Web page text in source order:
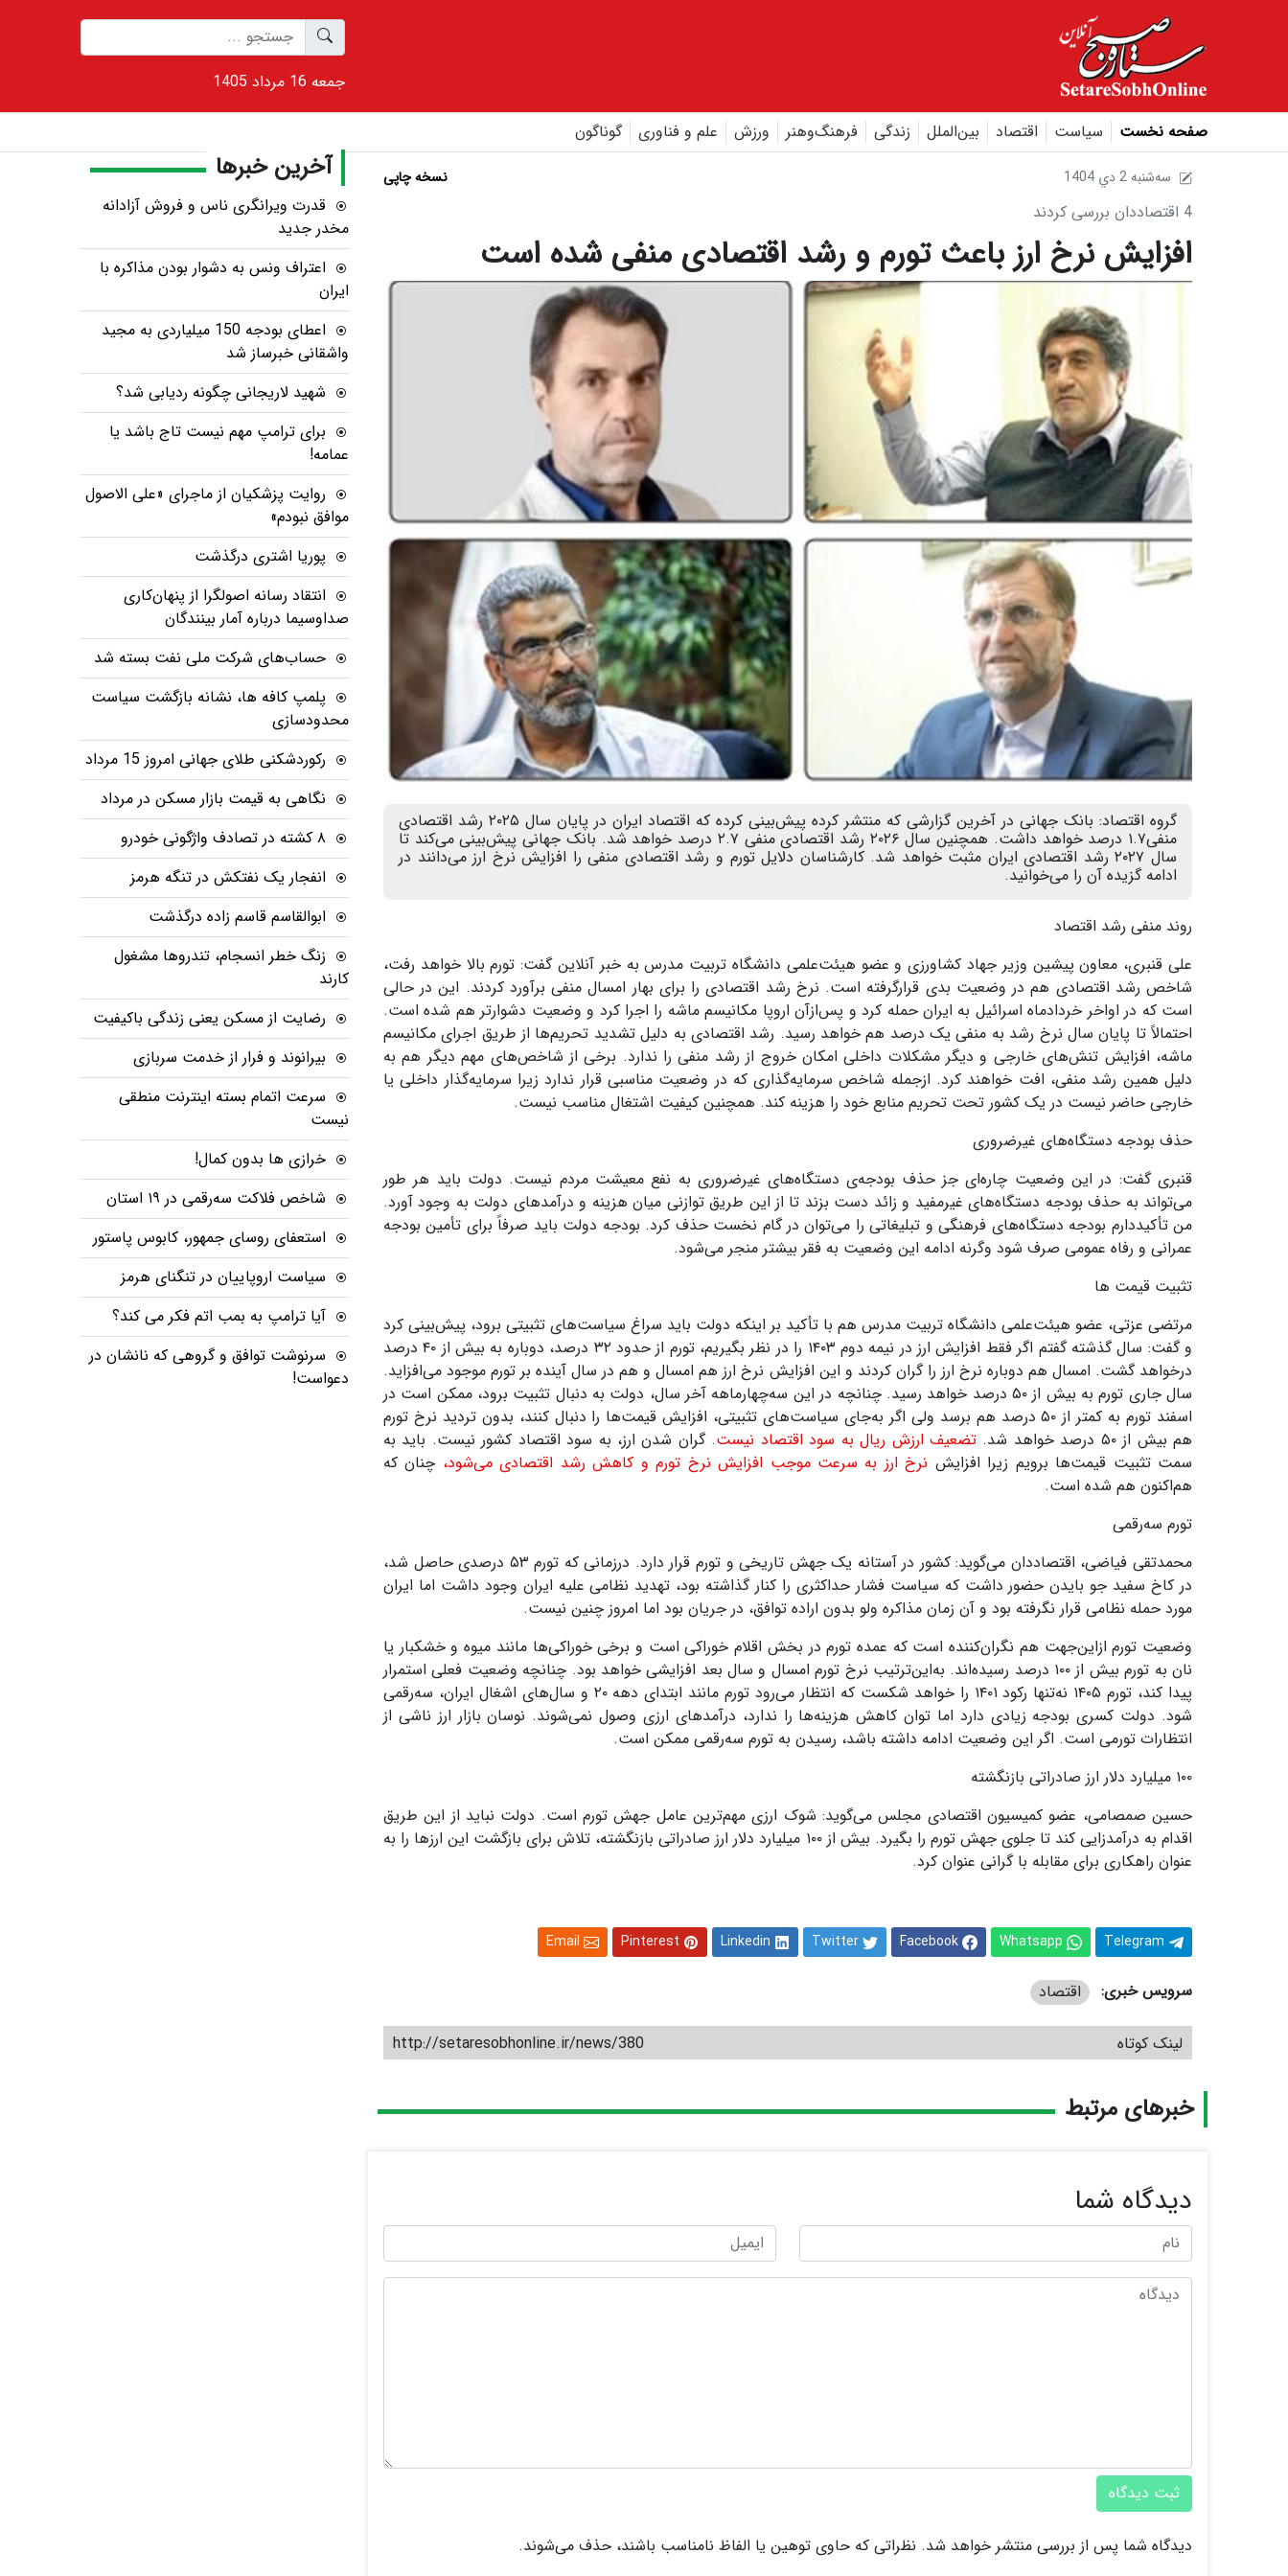
1405 جمعه 16 مرداد
صفحه نخست سیاست اقتصاد بین‌الملل زندگی فرهنگ‌و‌هنر ورزش علم و فناوری گوناگون
1404 سه‌شنبه 2 دي نسخه چاپی
4 اقتصاددان بررسی کردند
افزایش نرخ ارز باعث تورم و رشد اقتصادی منفی شده است
گروه اقتصاد: بانک جهانی در آخرین گزارشی که منتشر کرده پیش‌بینی کرده که اقتصاد ایران در پایان سال ۲۰۲۵ رشد اقتصادی
منفی۱.۷ درصد خواهد داشت. همچنین سال ۲۰۲۶ رشد اقتصادی منفی ۲.۷ درصد خواهد شد. بانک جهانی پیش‌بینی می‌کند تا
سال ۲۰۲۷ رشد اقتصادی ایران مثبت خواهد شد. کارشناسان دلایل تورم و رشد اقتصادی منفی را افزایش نرخ ارز می‌دانند در
ادامه گزیده آن را می‌خوانید.
روند منفی رشد اقتصاد
علی قنبری، معاون پیشین وزیر جهاد کشاورزی و عضو هیئت‌علمی دانشگاه تربیت مدرس به خبر آنلاین گفت: تورم بالا خواهد رفت،
شاخص رشد اقتصادی هم در وضعیت بدی قرارگرفته است. نرخ رشد اقتصادی را برای بهار امسال منفی برآورد کردند. این در حالی
است که در اواخر خردادماه اسرائیل به ایران حمله کرد و پس‌ازآن اروپا مکانیسم ماشه را اجرا کرد و وضعیت دشوارتر هم شده است.
احتمالاً تا پایان سال نرخ رشد به منفی یک درصد هم خواهد رسید. رشد اقتصادی به دلیل تشدید تحریم‌ها از طریق اجرای مکانیسم
ماشه، افزایش تنش‌های خارجی و دیگر مشکلات داخلی امکان خروج از رشد منفی را ندارد. برخی از شاخص‌های مهم دیگر هم به
دلیل همین رشد منفی، افت خواهند کرد. ازجمله شاخص سرمایه‌گذاری که در وضعیت مناسبی قرار ندارد زیرا سرمایه‌گذار داخلی یا
خارجی حاضر نیست در یک کشور تحت تحریم منابع خود را هزینه کند. همچنین کیفیت اشتغال مناسب نیست.
حذف بودجه دستگاه‌های غیرضروری
قنبری گفت: در این وضعیت چاره‌ای جز حذف بودجه‌ی دستگاه‌های غیرضروری به نفع معیشت مردم نیست. دولت باید هر طور
می‌تواند به حذف بودجه دستگاه‌های غیرمفید و زائد دست بزند تا از این طریق توازنی میان هزینه و درآمدهای دولت به وجود آورد.
من تأکیددارم بودجه دستگاه‌های فرهنگی و تبلیغاتی را می‌توان در گام نخست حذف کرد. بودجه دولت باید صرفاً برای تأمین بودجه
عمرانی و رفاه عمومی صرف شود وگرنه ادامه این وضعیت به فقر بیشتر منجر می‌شود.
تثبیت قیمت ها
مرتضی عزتی، عضو هیئت‌علمی دانشگاه تربیت مدرس هم با تأکید بر اینکه دولت باید سراغ سیاست‌های تثبیتی برود، پیش‌بینی کرد
و گفت: ‌سال گذشته گفتم اگر فقط افزایش ارز در نیمه دوم ۱۴۰۳ را در نظر بگیریم، تورم از حدود ۳۲ درصد، دوباره به بیش از ۴۰ درصد
درخواهد گشت. امسال هم دوباره نرخ ارز را گران کردند و این افزایش نرخ ارز هم امسال و هم در سال آینده بر تورم موجود می‌افزاید.
سال جاری تورم به بیش از۵۰ درصد خواهد رسید. چنانچه در این سه‌چهارماهه آخر سال، دولت به دنبال تثبیت برود، ممکن است در
اسفند تورم به کمتر از ۵۰ درصد هم برسد ولی اگر به‌جای سیاست‌های تثبیتی، افزایش قیمت‌ها را دنبال کنند، بدون تردید نرخ تورم
هم بیش از۵۰ درصد خواهد شد. تضعیف ارزش ریال به سود اقتصاد نیست. گران شدن ارز، به سود اقتصاد کشور نیست. باید به
سمت تثبیت قیمت‌ها برویم زیرا افزایش نرخ ارز به سرعت موجب افزایش نرخ تورم و کاهش رشد اقتصادی می‌شود، چنان که
هم‌اکنون هم شده است.
تورم سه‌رقمی
محمدتقی فیاضی، اقتصاددان می‌گوید: کشور در آستانه یک جهش تاریخی‌ و تورم قرار دارد. درزمانی که تورم ۵۳ درصدی حاصل شد،
در کاخ سفید جو بایدن حضور داشت که سیاست فشار حداکثری را کنار گذاشته بود، تهدید نظامی علیه ایران وجود داشت اما ایران
مورد حمله نظامی قرار نگرفته بود و آن زمان مذاکره ولو بدون اراده توافق، در جریان بود اما امروز چنین نیست.
وضعیت تورم ازاین‌جهت هم نگران‌کننده است که عمده تورم در بخش اقلام خوراکی است و برخی خوراکی‌ها مانند میوه و خشکبار یا
نان به تورم بیش از ۱۰۰ درصد رسیده‌اند. به‌این‌ترتیب نرخ تورم امسال و سال بعد افزایشی خواهد بود. چنانچه وضعیت فعلی استمرار
پیدا کند، تورم ۱۴۰۵ نه‌تنها رکود ۱۴۰۱ را خواهد شکست که انتظار می‌رود تورم مانند ابتدای دهه۲۰ و سال‌های اشغال ایران، سه‌رقمی
شود. دولت کسری بودجه زیادی دارد اما توان کاهش هزینه‌ها را ندارد، درآمدهای ارزی وصول نمی‌شوند. نوسان بازار ارز ناشی از
انتظارات تورمی است. اگر این وضعیت ادامه داشته باشد، رسیدن به تورم سه‌رقمی ممکن است.
۱۰۰ میلیارد دلار ارز صادراتی بازنگشته
حسین صمصامی، عضو کمیسیون اقتصادی مجلس می‌گوید: شوک ارزی مهم‌ترین عامل جهش‌ تورم است. دولت نباید از این طریق
اقدام به درآمدزایی کند تا جلوی جهش‌ تورم را بگیرد. بیش از۱۰۰ میلیارد دلار ارز صادراتی بازنگشته، تلاش برای بازگشت این ارزها را به
عنوان راهکاری برای مقابله با گرانی عنوان کرد.
Telegram
Whatsapp
Facebook
Twitter
Linkedin
Pinterest
Email
سرویس خبری: اقتصاد
لینک کوتاه http://setaresobhonline.ir/news/380
خبرهای مرتبط
دیدگاه شما
ثبت دیدگاه
دیدگاه شما پس از بررسی منتشر خواهد شد. نظراتی که حاوی توهین یا الفاظ نامناسب باشند، حذف می‌شوند.
آخرین خبرها
قدرت ویرانگری ناس و فروش آزادانه
مخدر جدید
اعتراف ونس به دشوار بودن مذاکره با
ایران
اعطای بودجه 150 میلیاردی به مجید
واشقانی خبرساز شد
شهید لاریجانی چگونه ردیابی شد؟
برای ترامپ مهم نیست تاج باشد یا
عمامه!
روایت پزشکیان از ماجرای «علی الاصول
موافق نبودم»
پوریا اشتری درگذشت
انتقاد رسانه اصولگرا از پنهان‌کاری
صداوسیما درباره آمار بینندگان
حساب‌های شرکت ملی نفت بسته شد
پلمپ کافه ها، نشانه بازگشت سیاست
محدودسازی
رکوردشکنی طلای جهانی امروز 15 مرداد
نگاهی به قیمت بازار مسکن در مرداد
۸ کشته در تصادف واژگونی خودرو
انفجار یک نفتکش در تنگه هرمز
ابوالقاسم قاسم زاده درگذشت
زنگ خطر انسجام، تندروها مشغول
کارند
رضایت از مسکن یعنی زندگی باکیفیت
بیرانوند و فرار از خدمت سربازی
سرعت اتمام بسته‌ اینترنت منطقی
نیست
خرازی ها بدون کمال!
شاخص فلاکت سه‌رقمی در ۱۹ استان
استعفای روسای جمهور، کابوس پاستور
سیاست اروپاییان در تنگنای هرمز
آیا ترامپ به بمب اتم فکر می کند؟
سرنوشت توافق و گروهی که نانشان در
دعواست!